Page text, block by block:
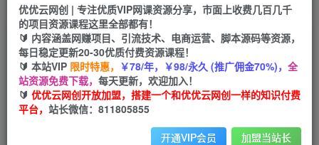
首页 冒泡网 正文
同城相亲号变现项目，教你打造一个被动吸粉的相
亲号，一个人30天纯利润5万
优优云网创
2年前发布
关注 私信
优优云网创 | 专注优质VIP网课资源分享，市面上收费几百几千
的项目资源课程这里全部都有！
🔰 内容涵盖网赚项目、引流技术、电商运营、脚本源码等资源，
每日稳定更新20-30优质付费资源课程！
🔰 本站VIP 限时特惠， ￥78/年，￥98/永久 (推广佣金70%)， 全
站资源免费下载， 每天更新，欢迎加入！
🔰 优优云网创开放加盟，搭建一个和优优云网创一样的知识付费
平台， 站长微信：811805855
开通VIP会员 加盟当站长